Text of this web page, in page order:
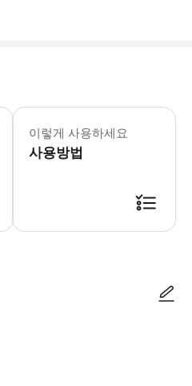
무에타이에서는 맨발로 수련합니다.
이렇게 사용하세요
사용방법